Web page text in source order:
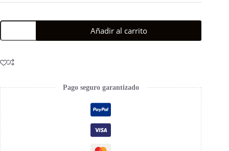
Añadir al carrito
Pago seguro garantizado